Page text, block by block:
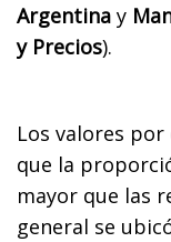
Argentina y
y Precios).
Los valores
que la
mayor que las
general se